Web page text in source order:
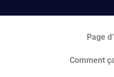
Page
Comment